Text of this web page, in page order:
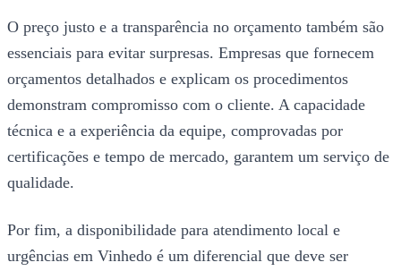
O preço justo e a transparência no orçamento também são
essenciais para evitar surpresas. Empresas que fornecem
orçamentos detalhados e explicam os procedimentos
demonstram compromisso com o cliente. A capacidade
técnica e a experiência da equipe, comprovadas por
certificações e tempo de mercado, garantem um serviço de
qualidade.
Por fim, a disponibilidade para atendimento local e
urgências em Vinhedo é um diferencial que deve ser